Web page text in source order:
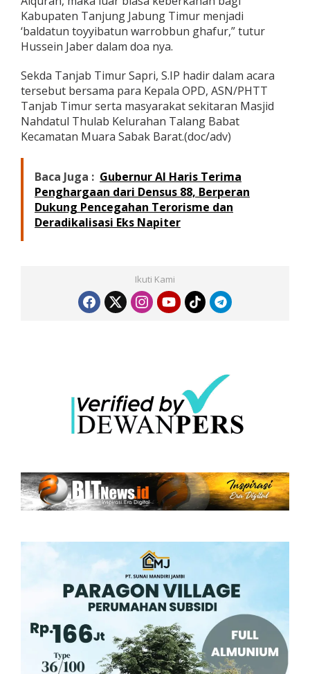
Kabupaten Tanjung Jabung Timur menjadi
‘baldatun toyyibatun warrobbun ghafur,” tutur
Hussein Jaber dalam doa nya.
Sekda Tanjab Timur Sapri, S.IP hadir dalam acara
tersebut bersama para Kepala OPD, ASN/PHTT
Tanjab Timur serta masyarakat sekitaran Masjid
Nahdatul Thulab Kelurahan Talang Babat
Kecamatan Muara Sabak Barat.(doc/adv)
Baca Juga : Gubernur Al Haris Terima
Penghargaan dari Densus 88, Berperan
Dukung Pencegahan Terorisme dan
Deradikalisasi Eks Napiter
Ikuti Kami